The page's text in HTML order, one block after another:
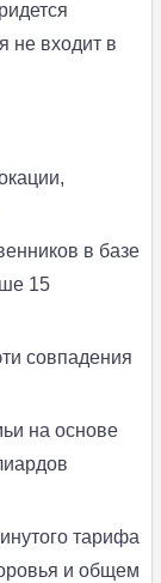
не входит в
в базе
15
совпадения
на основе
тарифа
и общем